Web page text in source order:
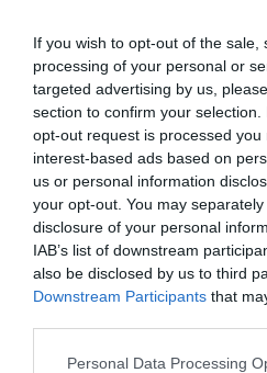
If you wish to opt-out of the
processing of your personal or
targeted advertising by us,
section to confirm your
opt-out request is processed you
interest-based ads based on
us or personal information
your opt-out. You may
disclosure of your personal
IAB’s list of downstream
also be disclosed by us to third
Downstream Participants that
Personal Data Processing
Beställa populära blåa